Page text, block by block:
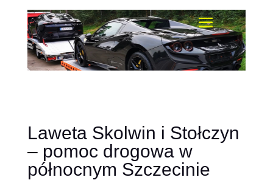
Laweta Skolwin i Stołczyn
– pomoc drogowa w
północnym Szczecinie